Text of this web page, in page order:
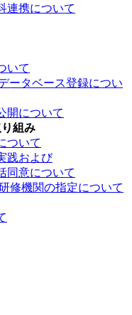
連携について
いて
ータベース登録につい
開について
組み
ついて
践および
同意について
修機関の指定について